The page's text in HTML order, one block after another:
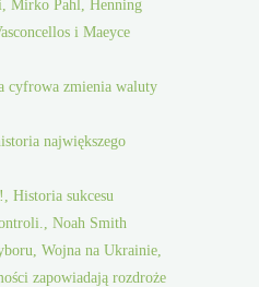
Mirko Pahl, Henning
i Maeyce
cyfrowa zmienia waluty
największego
Historia sukcesu
Noah Smith
Wojna na Ukrainie,
zapowiadają rozdroże